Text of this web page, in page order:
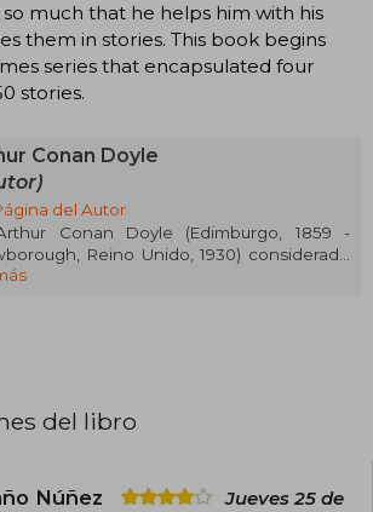
much that he helps him with his
them in stories. This book begins
series that encapsulated four
stories.
Conan Doyle
del Autor
Conan Doyle (Edimburgo, 1859 -
Reino Unido, 1930) considerado
de la literatura policiaca fue un
sus estudios en las universidades de
en Southsea, Inglaterra.
del libro
Núñez
Jueves 25 de